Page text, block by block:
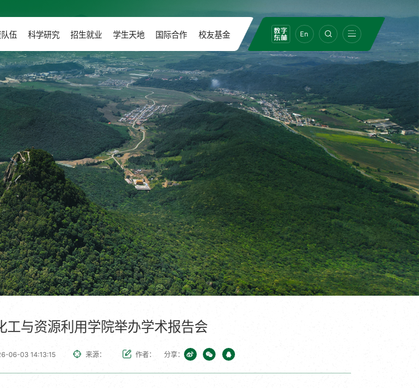
En
伍 科学研究 招生就业 学生天地 国际合作 校友基金
工与资源利用学院举办学术报告会
06-03 14:13:15 来源： 作者： 分享：